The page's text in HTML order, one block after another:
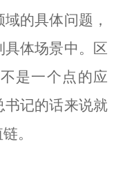
的具体问题，
体场景中。区
是一个点的应
书记的话来说就
。